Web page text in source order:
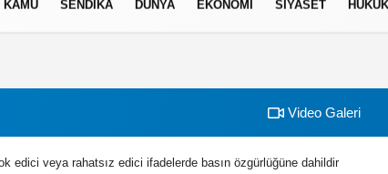
KAMU SENDİKA DÜNYA EKONOMİ SİYASET HUKUK
Video Galeri
edici veya rahatsız edici ifadelerde basın özgürlüğüne dahildir